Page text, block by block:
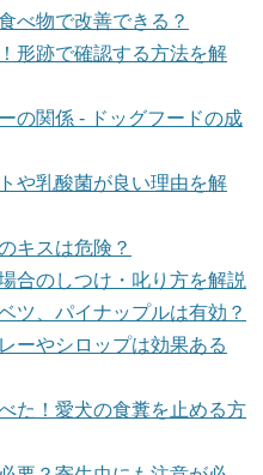
べ物で改善できる？
形跡で確認する方法を解
の関係 - ドッグフードの成
や乳酸菌が良い理由を解
キスは危険？
合のしつけ・叱り方を解説
ツ、パイナップルは有効？
ーやシロップは効果ある
た！愛犬の食糞を止める方